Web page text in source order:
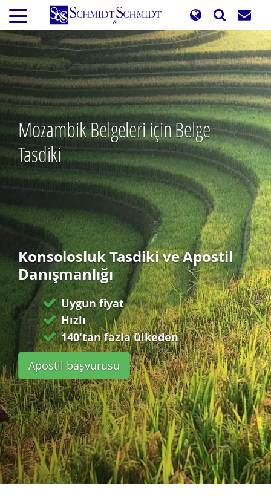
Ana
içeriğe
atla
Mozambik Belgeleri için Belge
Tasdiki
Konsolosluk Tasdiki ve Apostil
Danışmanlığı
Uygun fiyat
Hızlı
140'tan fazla ülkeden
Apostil başvurusu